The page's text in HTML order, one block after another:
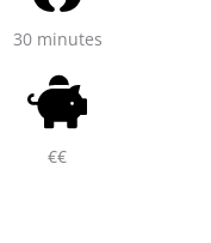
30 minutes
€€